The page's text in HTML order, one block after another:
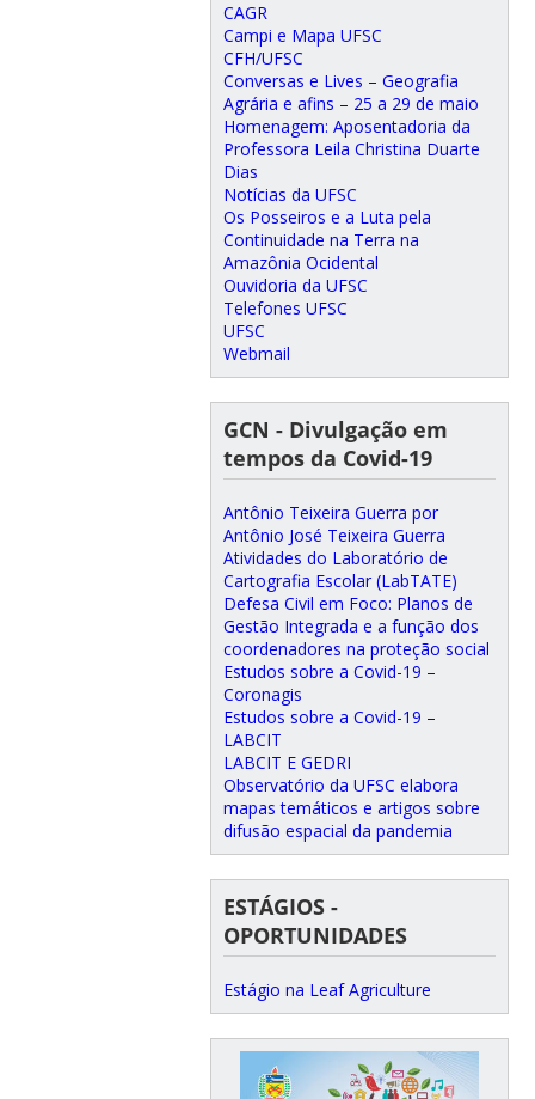
CAGR
Campi e Mapa UFSC
CFH/UFSC
Conversas e Lives – Geografia
Agrária e afins – 25 a 29 de maio
Homenagem: Aposentadoria da
Professora Leila Christina Duarte
Dias
Notícias da UFSC
Os Posseiros e a Luta pela
Continuidade na Terra na
Amazônia Ocidental
Ouvidoria da UFSC
Telefones UFSC
UFSC
Webmail
GCN - Divulgação em
tempos da Covid-19
Antônio Teixeira Guerra por
Antônio José Teixeira Guerra
Atividades do Laboratório de
Cartografia Escolar (LabTATE)
Defesa Civil em Foco: Planos de
Gestão Integrada e a função dos
coordenadores na proteção social
Estudos sobre a Covid-19 –
Coronagis
Estudos sobre a Covid-19 –
LABCIT
LABCIT E GEDRI
Observatório da UFSC elabora
mapas temáticos e artigos sobre
difusão espacial da pandemia
ESTÁGIOS -
OPORTUNIDADES
Estágio na Leaf Agriculture